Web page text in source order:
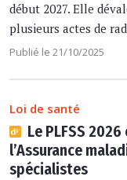
début 2027. Elle
plusieurs actes de
Publié le 21/10/2025
Loi de santé
Le PLFSS
l’Assurance
spécialistes